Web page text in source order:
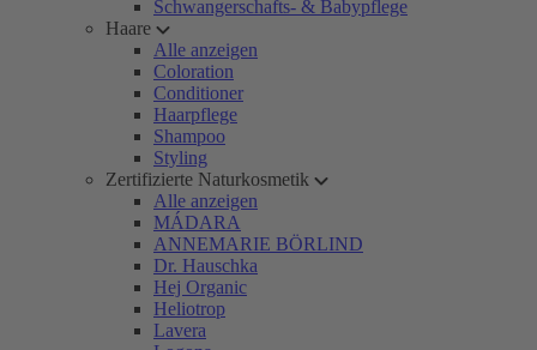
Schwangerschafts- & Babypflege
Haare
Alle anzeigen
Coloration
Conditioner
Haarpflege
Shampoo
Styling
Zertifizierte Naturkosmetik
Alle anzeigen
MÁDARA
ANNEMARIE BÖRLIND
Dr. Hauschka
Hej Organic
Heliotrop
Lavera